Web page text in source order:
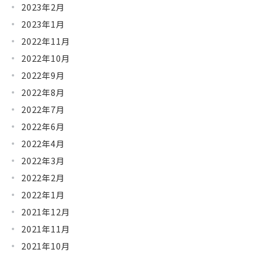
2023年2月
2023年1月
2022年11月
2022年10月
2022年9月
2022年8月
2022年7月
2022年6月
2022年4月
2022年3月
2022年2月
2022年1月
2021年12月
2021年11月
2021年10月